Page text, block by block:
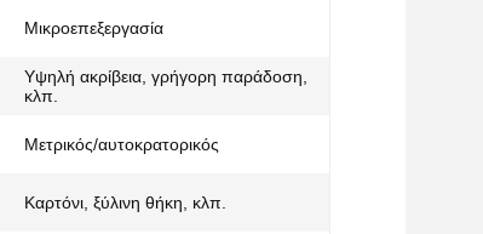
Μικροεπεξεργασία
Υψηλή ακρίβεια, γρήγορη παράδοση,
κλπ.
Μετρικός/αυτοκρατορικός
Καρτόνι, ξύλινη θήκη, κλπ.